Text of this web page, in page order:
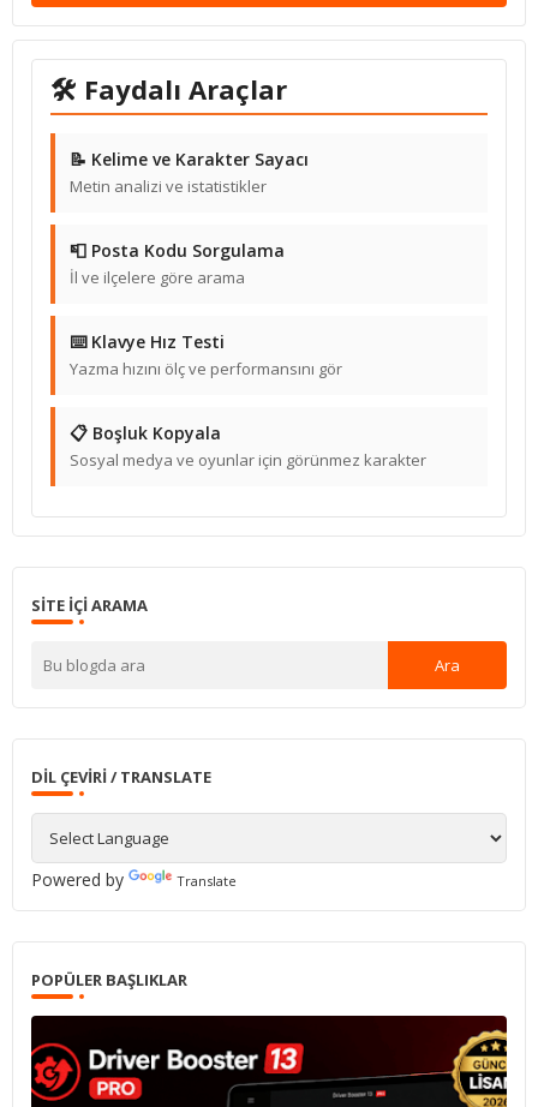
🛠 Faydalı Araçlar
📝 Kelime ve Karakter Sayacı
Metin analizi ve istatistikler
📮 Posta Kodu Sorgulama
İl ve ilçelere göre arama
⌨️ Klavye Hız Testi
Yazma hızını ölç ve performansını gör
📋 Boşluk Kopyala
Sosyal medya ve oyunlar için görünmez karakter
SITE IÇI ARAMA
DIL ÇEVIRI / TRANSLATE
Powered by Translate
POPÜLER BAŞLIKLAR